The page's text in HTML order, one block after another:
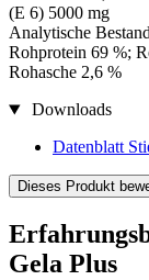
(E 6) 5000 mg
Analytische
Rohprotein 69 %;
Rohasche 2,6 %
Downloads
Datenblatt
Dieses Produkt
Gela Plus